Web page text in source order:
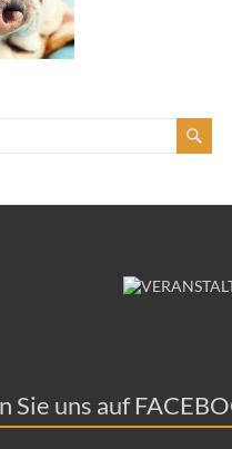
Sie uns auf